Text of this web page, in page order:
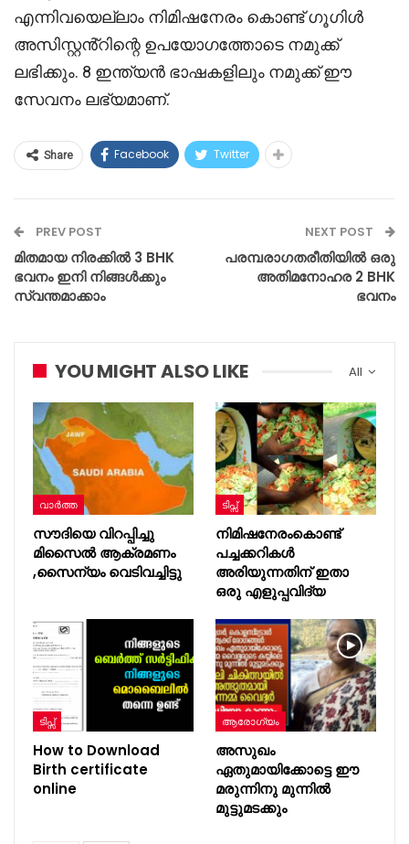
എന്നിവയെല്ലാം നിമിഷനേരം കൊണ്ട് ഗൂഗിൾ
അസിസ്റ്റൻ്റിന്റെ ഉപയോഗത്തോടെ നമുക്ക്
ലഭിക്കും. 8 ഇന്ത്യൻ ഭാഷകളിലും നമുക്ക് ഈ
സേവനം ലഭ്യമാണ്.
Share Facebook Twitter
PREV POST
മിതമായ നിരക്കിൽ 3 BHK
ഭവനം ഇനി നിങ്ങൾക്കും
സ്വന്തമാക്കാം
NEXT POST
പരമ്പരാഗതരീതിയിൽ ഒരു
അതിമനോഹര 2 BHK
ഭവനം
All
YOU MIGHT ALSO LIKE
വാർത്ത
സൗദിയെ വിറപ്പിച്ചു
മിസൈൽ ആക്രമണം
,സൈന്യം വെടിവച്ചിട്ടു
ടിപ്സ്
നിമിഷനേരംകൊണ്ട്
പച്ചക്കറികൾ
അരിയുന്നതിന് ഇതാ
ഒരു എളുപ്പവിദ്യ
ടിപ്സ്
How to Download
Birth certificate
online
ആരോഗ്യം
അസുഖം
ഏതുമായിക്കോട്ടെ ഈ
മരുന്നിനു മുന്നിൽ
മുട്ടുമടക്കും